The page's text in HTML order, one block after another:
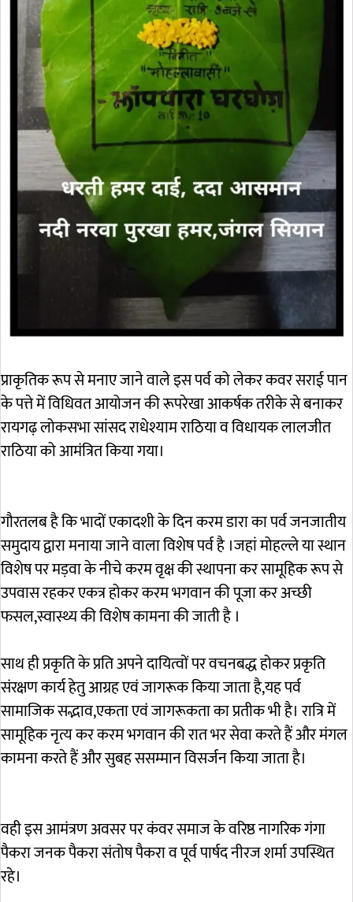
प्राकृतिक रूप से मनाए जाने वाले इस पर्व को लेकर कवर सराई पान
के पत्ते में विधिवत आयोजन की रूपरेखा आकर्षक तरीके से बनाकर
रायगढ़ लोकसभा सांसद राधेश्याम राठिया व विधायक लालजीत
राठिया को आमंत्रित किया गया।
गौरतलब है कि भादों एकादशी के दिन करम डारा का पर्व जनजातीय
समुदाय द्वारा मनाया जाने वाला विशेष पर्व है ।जहां मोहल्ले या स्थान
विशेष पर मड़वा के नीचे करम वृक्ष की स्थापना कर सामूहिक रूप से
उपवास रहकर एकत्र होकर करम भगवान की पूजा कर अच्छी
फसल,स्वास्थ्य की विशेष कामना की जाती है ।
साथ ही प्रकृति के प्रति अपने दायित्वों पर वचनबद्ध होकर प्रकृति
संरक्षण कार्य हेतु आग्रह एवं जागरूक किया जाता है,यह पर्व
सामाजिक सद्भाव,एकता एवं जागरूकता का प्रतीक भी है। रात्रि में
सामूहिक नृत्य कर करम भगवान की रात भर सेवा करते हैं और मंगल
कामना करते हैं और सुबह ससम्मान विसर्जन किया जाता है।
वही इस आमंत्रण अवसर पर कंवर समाज के वरिष्ठ नागरिक गंगा
पैकरा जनक पैकरा संतोष पैकरा व पूर्व पार्षद नीरज शर्मा उपस्थित
रहे।